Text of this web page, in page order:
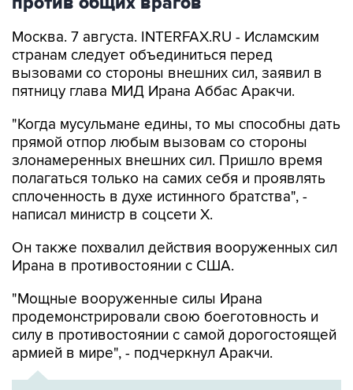
Москва. 7 августа. INTERFAX.RU - Исламским
странам следует объединиться перед
вызовами со стороны внешних сил, заявил в
пятницу глава МИД Ирана Аббас Аракчи.
"Когда мусульмане едины, то мы способны дать
прямой отпор любым вызовам со стороны
злонамеренных внешних сил. Пришло время
полагаться только на самих себя и проявлять
сплоченность в духе истинного братства", -
написал министр в соцсети Х.
Он также похвалил действия вооруженных сил
Ирана в противостоянии с США.
"Мощные вооруженные силы Ирана
продемонстрировали свою боеготовность и
силу в противостоянии с самой дорогостоящей
армией в мире", - подчеркнул Аракчи.